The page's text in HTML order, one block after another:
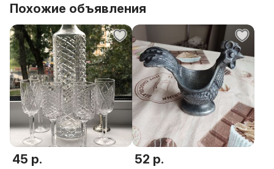
Похожие объявления
45 р. 52 р.